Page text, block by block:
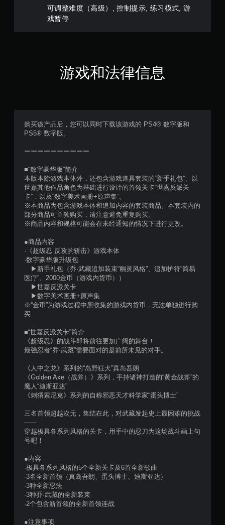
可调整难度（高级）, 控制提示, 练习模式, 游
戏暂停
游戏和法律信息
购买该产品后，您可以同时下载该游戏的 PS4® 数字版和
PS5® 数字版。
ーーーーーーーーーー
■“数字豪华版”简介
本版本除游戏本体外，还包含游戏道具套装的“新手礼包”、以
世嘉其他作品角色为基础进行设计的首领关卡“世嘉反派关
卡”，以及“数字美术画册+原声集”。
※本商品为包含游戏本体和追加内容的套装商品。本套装内的
部分商品可单独购买，请注意避免重复购买。
※商品内容和规格可能会在未经通知的情况下进行更改。
●商品内容
·《超级忍 反攻的斩击》游戏本体
·数字豪华版升级包
▶新手礼包（乔·武藏追加装束“幽灵风格”、追加护符“简易
医疗”、2000金币（游戏内货币））
▶世嘉反派关卡
▶数字美术画册+原声集
※“金币”为游戏过程中所收集的游戏内货币，无法单独进行购
买
■“世嘉反派关卡”简介
《超级忍》的战斗即将前往更加广阔的舞台！
最强忍者“乔·武藏”需要面对的是前所未见的对手。
《人中之龙》系列的“岛野狂犬”真岛吾朗
《Golden Axe（战斧）》系列，手持诸神打造的“黄金战斧”的
魔人“迪斯亚达”
《刺猬索尼克》系列的自称邪恶天才科学家“蛋头博士”
三名首领超越次元，集结在此，对武藏发起史上最困难的挑战
——
穿越极具各系列风格的关卡，用手中的忍刀为这场战斗画上句
号吧！
●内容
·极具各系列风格的5个全新关卡及6首全新歌曲
·3名全新首领（真岛吾朗、蛋头博士、迪斯亚达）
·3种全新忍法
·3种乔·武藏的全新装束
·2个包含新首领的全新首领连战
●注意事项